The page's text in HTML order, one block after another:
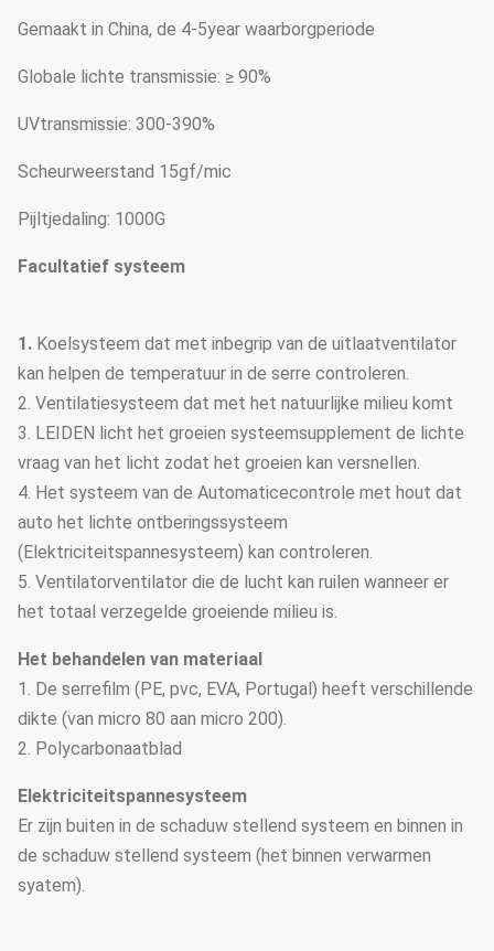
Gemaakt in China, de 4-5year waarborgperiode
Globale lichte transmissie: ≥ 90%
UVtransmissie: 300-390%
Scheurweerstand 15gf/mic
Pijltjedaling: 1000G
Facultatief systeem
1. Koelsysteem dat met inbegrip van de uitlaatventilator
kan helpen de temperatuur in de serre controleren.
2. Ventilatiesysteem dat met het natuurlijke milieu komt
3. LEIDEN licht het groeien systeemsupplement de lichte
vraag van het licht zodat het groeien kan versnellen.
4. Het systeem van de Automaticecontrole met hout dat
auto het lichte ontberingssysteem
(Elektriciteitspannesysteem) kan controleren.
5. Ventilatorventilator die de lucht kan ruilen wanneer er
het totaal verzegelde groeiende milieu is.
Het behandelen van materiaal
1. De serrefilm (PE, pvc, EVA, Portugal) heeft verschillende
dikte (van micro 80 aan micro 200).
2. Polycarbonaatblad
Elektriciteitspannesysteem
Er zijn buiten in de schaduw stellend systeem en binnen in
de schaduw stellend systeem (het binnen verwarmen
syatem).